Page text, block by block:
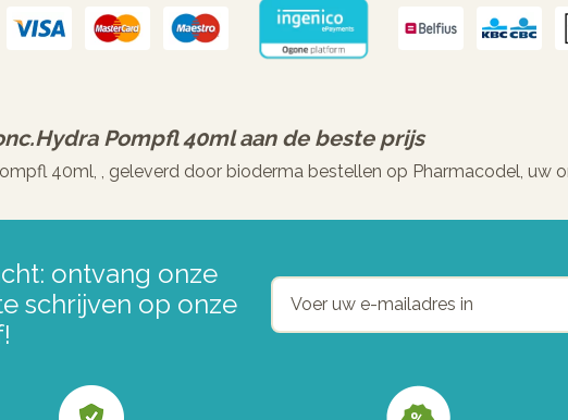
Pompfl 40mlaan de beste prijs
40ml, , geleverd door bioderma bestellen op Pharmacodel, uw
ontvang onze
schrijven op onze